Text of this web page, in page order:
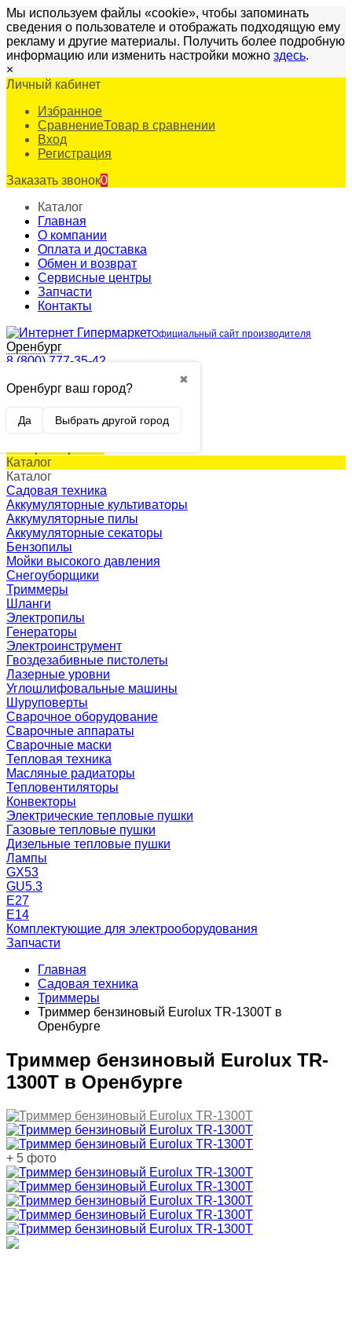
Мы используем файлы «cookie», чтобы запоминать
сведения о пользователе и отображать подходящую ему
рекламу и другие материалы. Получить более подробную
информацию или изменить настройки можно здесь.
×
Личный кабинет
Избранное
СравнениеТовар в сравнении
Вход
Регистрация
Заказать звонок0
Каталог
Главная
О компании
Оплата и доставка
Обмен и возврат
Сервисные центры
Запчасти
Контакты
Официальный сайт производителя
Оренбург
✖
Оренбург ваш город?
Да Выбрать другой город
8 (800) 777-35-42
0
0 p.
(пусто)
Каталог
Каталог
Садовая техника
Аккумуляторные культиваторы
Аккумуляторные пилы
Аккумуляторные секаторы
Бензопилы
Мойки высокого давления
Снегоуборщики
Триммеры
Шланги
Электропилы
Генераторы
Электроинструмент
Гвоздезабивные пистолеты
Лазерные уровни
Углошлифовальные машины
Шуруповерты
Сварочное оборудование
Сварочные аппараты
Сварочные маски
Тепловая техника
Масляные радиаторы
Тепловентиляторы
Конвекторы
Электрические тепловые пушки
Газовые тепловые пушки
Дизельные тепловые пушки
Лампы
GX53
GU5.3
Е27
Е14
Комплектующие для электрооборудования
Запчасти
Главная
Садовая техника
Триммеры
Триммер бензиновый Eurolux TR-1300T в
Оренбурге
Триммер бензиновый Eurolux TR-
1300T в Оренбурге
+ 5 фото